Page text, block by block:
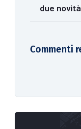
due
Commenti